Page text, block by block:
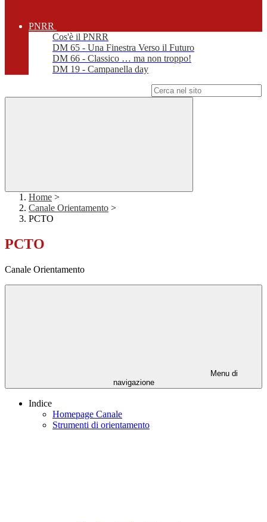
PNRR
Cos'è il PNRR
DM 65 - Una Finestra Verso il Futuro
DM 66 - Classico … ma non troppo!
DM 19 - Campanella day
Home >
Canale Orientamento >
PCTO
PCTO
Canale Orientamento
Menu di
navigazione
Indice
Homepage Canale
Strumenti di orientamento